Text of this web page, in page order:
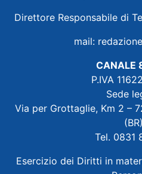
Direttore Responsabile di
mail:
CANALE
P.IVA
Sede
Via per Grottaglie, Km 2 –
(BR)
Tel. 0831
Esercizio dei Diritti in